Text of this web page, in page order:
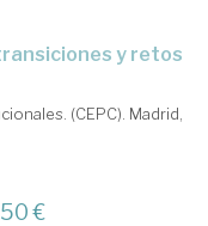
y retos
(CEPC). Madrid,
€